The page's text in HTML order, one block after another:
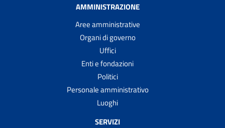
AMMINISTRAZIONE
Aree amministrative
Organi di governo
Uffici
Enti e fondazioni
Politici
Personale amministrativo
Luoghi
SERVIZI